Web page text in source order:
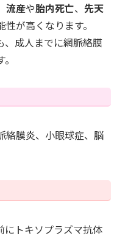
流産や胎内死亡、 先天
が高くなります。
、成人までに網脈絡膜
絡膜炎、小眼球症、脳
にトキソプラズマ抗体